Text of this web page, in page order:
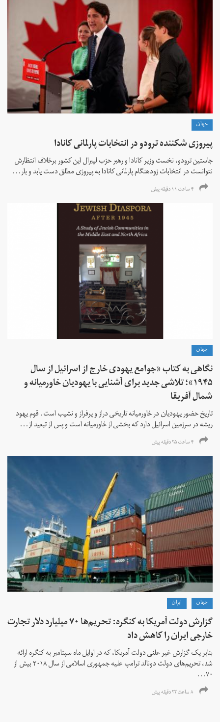
جهان
پیروزی شکننده ترودو در انتخابات پارلمانی کانادا
جاستین ترودو، نخست وزیر کانادا و رهبر حزب لیبرال این کشور برخلاف انتظارش
نتوانست در انتخابات زود‌هنگام پارلمانی کانادا به پیروزی مطلق دست یابد و بار...
۴ ساعت ۱۱ دقیقه پیش
جهان
نگاهی به کتاب «جوامع یهودی خارج از اسرائیل از سال
۱۹۴۵»؛ تلاشی جدید برای آشنایی با یهودیان خاورمیانه و
شمال آفریقا
تاریخ حضور یهودیان در خاورمیانه تاریخی دراز و پرفراز و نشیب است. قوم یهود
ریشه در سرزمین اسرائیل دارد که بخشی از خاورمیانه است و پس از تبعید از...
۴ ساعت ۲۵ دقیقه پیش
جهان ايران
گزارش دولت آمریکا به کنگره: تحریم‌ها ۷۰ میلیارد دلار تجارت
خارجی ایران را کاهش داد
بنابر یک گزارش غیر علنی دولت آمریکا، که در اوایل ماه سپتامبر به کنگره ارائه
شد، تحریم‌های دولت دونالد ترامپ علیه جمهوری اسلامی از سال ۲۰۱۸ بیش از
۷۰...
۸ ساعت ۲۲ دقیقه پیش